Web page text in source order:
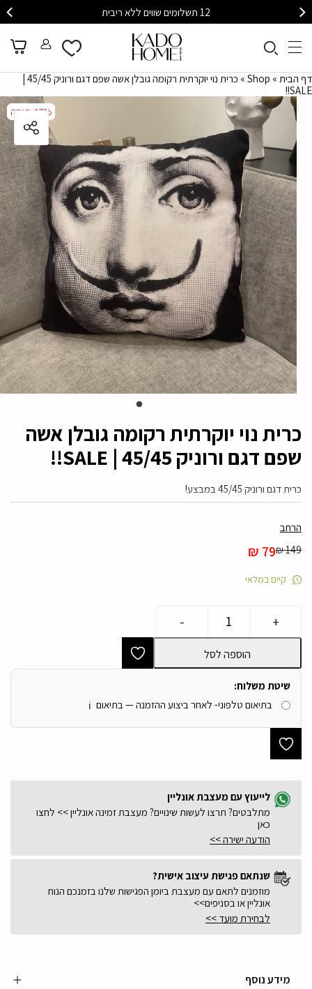
12 תשלומים שווים ללא ריבית
דף הבית »
Shop
»
כרית נוי יוקרתית רקומה גובלן אשה שפם דגם ורוניק 45/45 |
SALE!!
47% הנחה 47% הנחה
כרית נוי יוקרתית רקומה גובלן אשה
שפם דגם ורוניק 45/45 | SALE!!
כרית דגם ורוניק 45/45 במבצע!
צבע: בד אריג יוקרתי שחור לבן
הכרית כוללת מילוי
הרחב
₪149
המחיר
היה:
₪ 149.
₪ 79 המחיר
הוא:
₪ 79. קיים במלאי
-
כרית
יוקרתית
רקומה
שפם
ורוניק
+
הוספה לסל
שיטת משלוח:
בתיאום טלפוני- לאחר ביצוע ההזמנה — בתיאום ℹ️
לייעוץ עם מעצבת אונליין
מתלבטים? תרצו לעשות שינויים? מעצבת זמינה אונליין >> לחצו
כאן
הודעה ישירה >>
שנתאם פגישת עיצוב אישית?
מוזמנים לתאם עם מעצבת ביומן הפגישות שלנו בזמנכם הנוח
אונליין או בסניפים>>
לבחירת מועד >>
מידע נוסף